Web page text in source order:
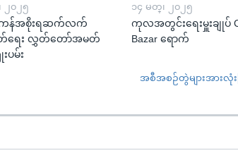
၂၀၂၅
န်အစိုးရဆက်လက်
ေး လွှတ်တော်အမတ်
ပမ်း
၁၄ မတ္၊ ၂၀၂၅
ကုလအတွင်းရေးမှူးချုပ်
Bazar ရောက်
အစီအစဉ်တွဲများအားလုံ